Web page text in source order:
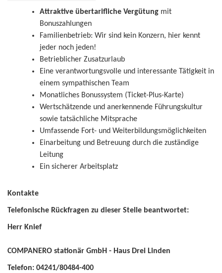
Attraktive übertarifliche Vergütung mit
Bonuszahlungen
Familienbetrieb: Wir sind kein Konzern, hier kennt
jeder noch jeden!
Betrieblicher Zusatzurlaub
Eine verantwortungsvolle und interessante Tätigkeit in
einem sympathischen Team
Monatliches Bonussystem (Ticket-Plus-Karte)
Wertschätzende und anerkennende Führungskultur
sowie tatsächliche Mitsprache
Umfassende Fort- und Weiterbildungsmöglichkeiten
Einarbeitung und Betreuung durch die zuständige
Leitung
Ein sicherer Arbeitsplatz
Kontakte
Telefonische Rückfragen zu dieser Stelle beantwortet:
Herr Knief
COMPANERO stationär GmbH - Haus Drei Linden
Telefon: 04241/80484-400